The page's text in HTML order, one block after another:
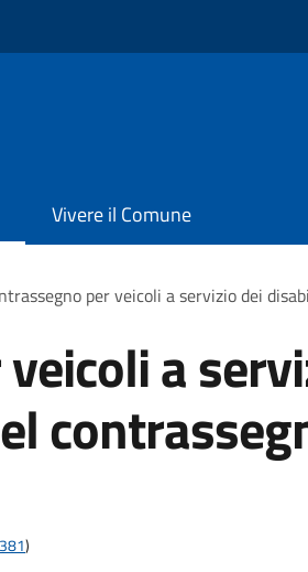
Vivere il Comune
per veicoli a servizio dei
a
)